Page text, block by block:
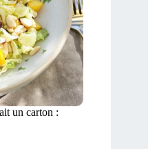
un carton :